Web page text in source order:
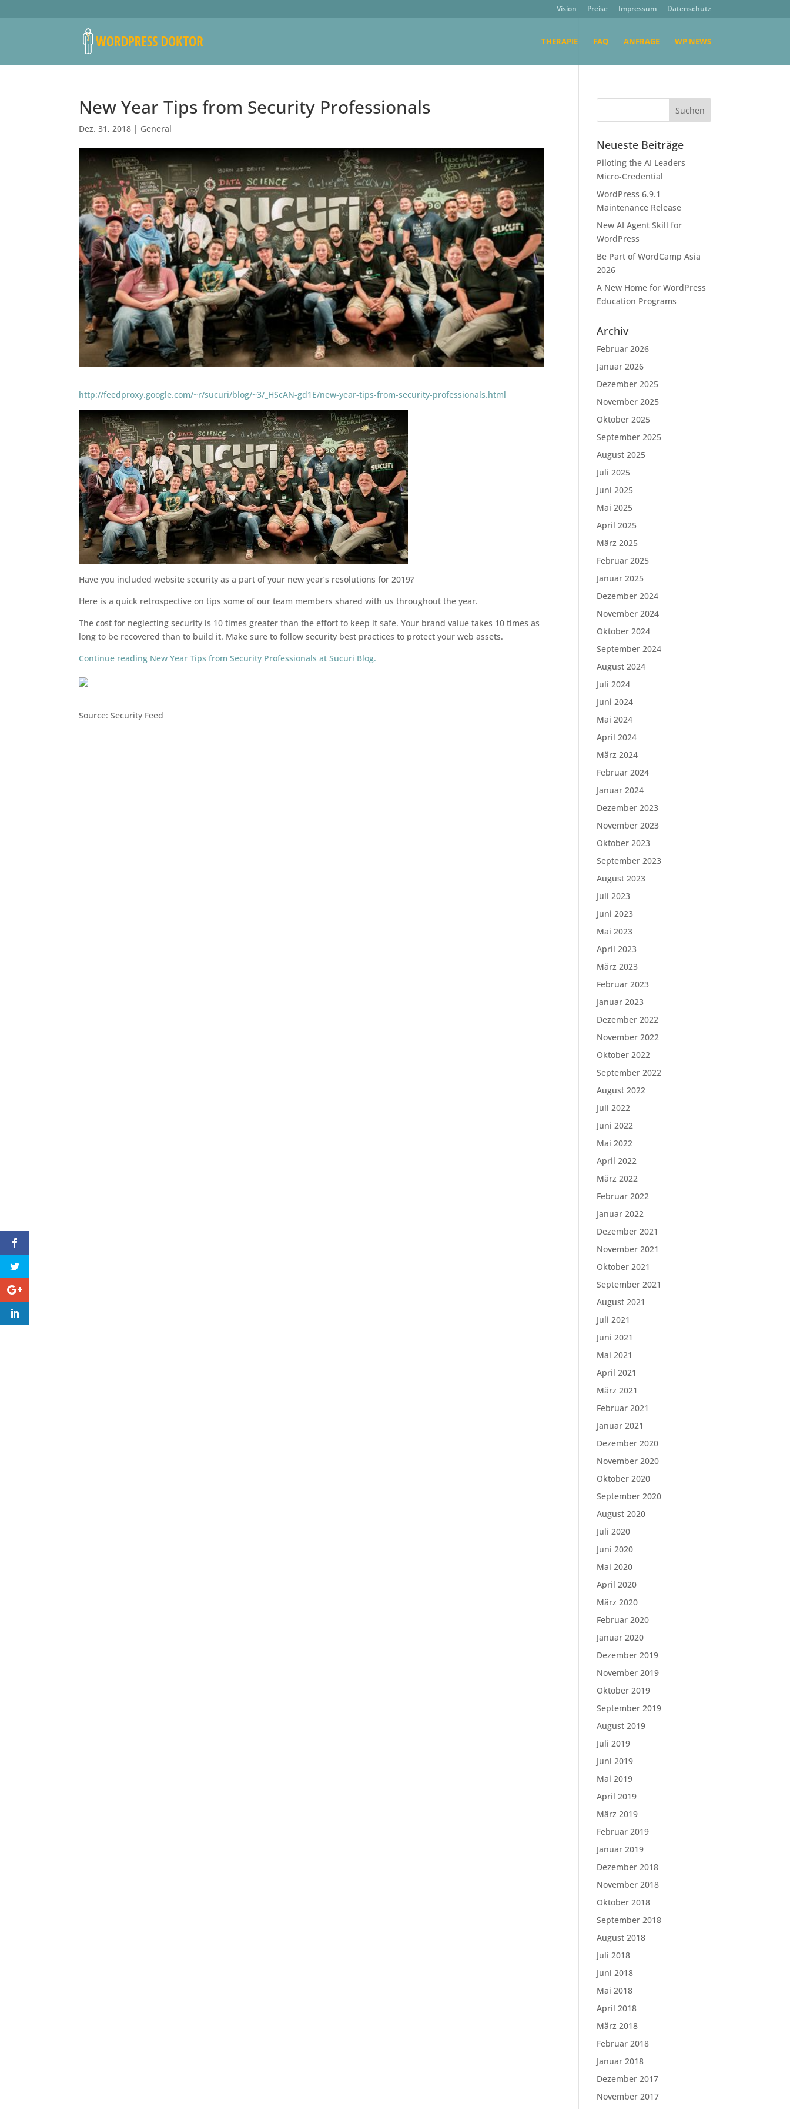
Vision Preise Impressum Datenschutz
THERAPIE FAQ ANFRAGE WP NEWS
New Year Tips from Security Professionals
Dez. 31, 2018 | General
http://feedproxy.google.com/~r/sucuri/blog/~3/_HScAN-gd1E/new-year-tips-from-security-professionals.html
Have you included website security as a part of your new year’s resolutions for 2019?
Here is a quick retrospective on tips some of our team members shared with us throughout the year.
The cost for neglecting security is 10 times greater than the effort to keep it safe. Your brand value takes 10 times as
long to be recovered than to build it. Make sure to follow security best practices to protect your web assets.
Continue reading New Year Tips from Security Professionals at Sucuri Blog.
Source: Security Feed
Neueste Beiträge
Piloting the AI Leaders
Micro-Credential
WordPress 6.9.1
Maintenance Release
New AI Agent Skill for
WordPress
Be Part of WordCamp Asia
2026
A New Home for WordPress
Education Programs
Archiv
Februar 2026
Januar 2026
Dezember 2025
November 2025
Oktober 2025
September 2025
August 2025
Juli 2025
Juni 2025
Mai 2025
April 2025
März 2025
Februar 2025
Januar 2025
Dezember 2024
November 2024
Oktober 2024
September 2024
August 2024
Juli 2024
Juni 2024
Mai 2024
April 2024
März 2024
Februar 2024
Januar 2024
Dezember 2023
November 2023
Oktober 2023
September 2023
August 2023
Juli 2023
Juni 2023
Mai 2023
April 2023
März 2023
Februar 2023
Januar 2023
Dezember 2022
November 2022
Oktober 2022
September 2022
August 2022
Juli 2022
Juni 2022
Mai 2022
April 2022
März 2022
Februar 2022
Januar 2022
Dezember 2021
November 2021
Oktober 2021
September 2021
August 2021
Juli 2021
Juni 2021
Mai 2021
April 2021
März 2021
Februar 2021
Januar 2021
Dezember 2020
November 2020
Oktober 2020
September 2020
August 2020
Juli 2020
Juni 2020
Mai 2020
April 2020
März 2020
Februar 2020
Januar 2020
Dezember 2019
November 2019
Oktober 2019
September 2019
August 2019
Juli 2019
Juni 2019
Mai 2019
April 2019
März 2019
Februar 2019
Januar 2019
Dezember 2018
November 2018
Oktober 2018
September 2018
August 2018
Juli 2018
Juni 2018
Mai 2018
April 2018
März 2018
Februar 2018
Januar 2018
Dezember 2017
November 2017